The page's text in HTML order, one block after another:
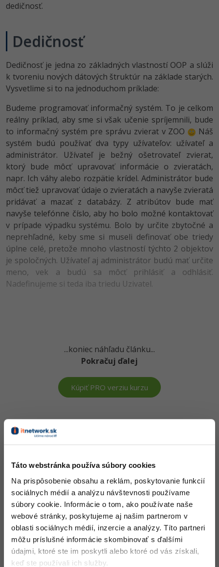
Táto webstránka používa súbory cookies
Na prispôsobenie obsahu a reklám, poskytovanie funkcií
sociálnych médií a analýzu návštevnosti používame
súbory cookie. Informácie o tom, ako používate naše
webové stránky, poskytujeme aj našim partnerom v
oblasti sociálnych médií, inzercie a analýzy. Títo partneri
môžu príslušné informácie skombinovať s ďalšími
údajmi, ktoré ste im poskytli alebo ktoré od vás získali,
keď ste používali ich služby.
Kotlin
Céčko
VB.NET
SQL
UML -80%
Algoritmy -41%
Umelá inteligencia -10%
Pre deti
Viac
Fórum
Kurzy e-commerce
Copywriting
Time management
Fórum
Linux a UNIX
Adobe Illustrator -80%
Adobe Lightroom
Adobe InDesign
Blender
Inkscape
Fotografovanie -80%
Video
dedičnosť.
Dedičnosť
Dedičnosť je jedna zo základných vlastností OOP a slúži
k tvoreniu nových dátových štruktúr na základe starých.
Vysvetlime si to na jednoduchom príklade:
Budeme programovať informačný systém. To je celkom
reálny príklad, aby sme si však učenie spríjemnili, bude
to informačný systém pre správu zvierat v ZOO
Náš
systém budú používať dva typy užívateľov: užívateľ a
administrátor. Užívateľ je bežný ošetrovateľ zvierat,
ktorý bude môcť upravovať informácie o zvieratách,
napr. Ich váhy alebo rozpätie krídel. Administrátor bude
môcť tiež upravovať údaje o zvieratách a navyše zvieratá
pridávať a mazať z databázy. Z atribútov bude mať
navyše telefónne číslo, aby ho bolo možné kontaktovať
v prípade výpadku systému. Bolo by určite zbytočné a
neprehľadné, keby sme si museli definovať obe triedy
úplne celé, pretože mnoho vlastností týchto 2 objektov
je spoločných. Užívateľ aj administrátor budú mať určite
meno, vek a budú sa môcť prihlásiť a odhlásiť.
Nadefinujeme si teda iba triedu Uzivatel.
...koniec náhľadu článku...
Pokračuj ďalej
Kúpiť PRO verziu kurzu
Vedomosti v hodnote stoviek tisíc získaš za pár eur
Došiel si až sem a to je super! Veríme, že ti prvé lekcie
Chceš v kurze pokračovať? Prejdi doprémiové sekcie
Obsah článku spadá pod licenciuPremium, kúpou článku súhlasíš
sozmluvnými podmienkami.
Čo od nás v ďalších lekciách dostaneš?
Prístup k jednotlivým lekciám podľa spôsobu